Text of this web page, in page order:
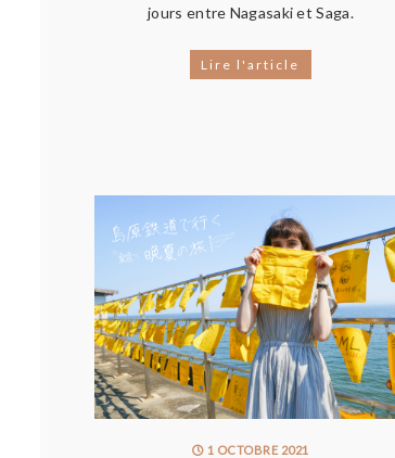
jours entre Nagasaki et Saga.
Lire l'article
1 OCTOBRE 2021